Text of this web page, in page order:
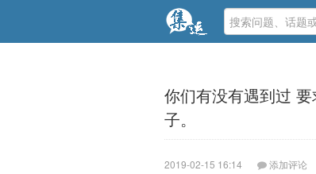
你们有没有遇到过
子。
2019-02-15 16:14 添加评论